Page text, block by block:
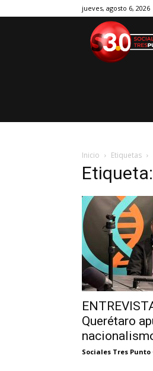
jueves, agosto 6, 2026
Inicio Etiquetas
Querétaro
Sociales Tres Punto